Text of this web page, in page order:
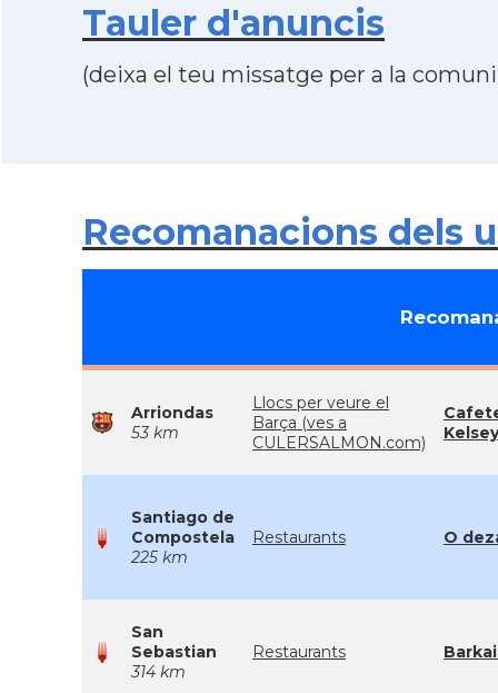
Tauler d'anuncis
(deixa el teu missatge per a la
Recomanacions dels
Arriondas
53 km
Llocs per veure el
Barça (ves a
CULERSALMON.com)
Kelsey
Santiago de
Compostela
225 km
Restaurants O
San
Sebastian
314 km
Restaurants